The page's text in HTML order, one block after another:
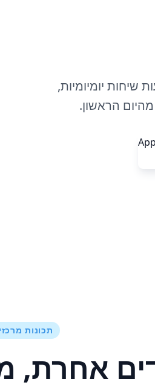
יומיומיות,
הראשון.
תכונות
אחרת,